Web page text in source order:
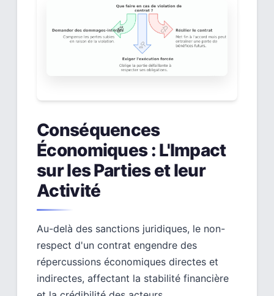
Conséquences
Économiques : L'Impact
sur les Parties et leur
Activité
Au-delà des sanctions juridiques, le non-
respect d'un contrat engendre des
répercussions économiques directes et
indirectes, affectant la stabilité financière